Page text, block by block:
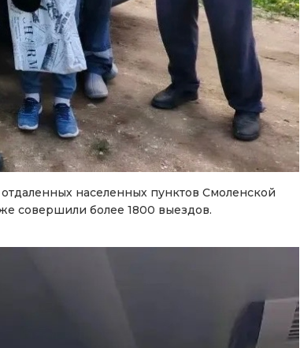
населенных пунктов Смоленской
совершили более 1800 выездов.